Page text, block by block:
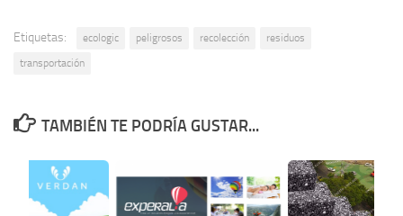
Etiquetas: ecologic peligrosos recolección
residuos
transportación
TAMBIÉN TE PODRÍA GUSTAR...